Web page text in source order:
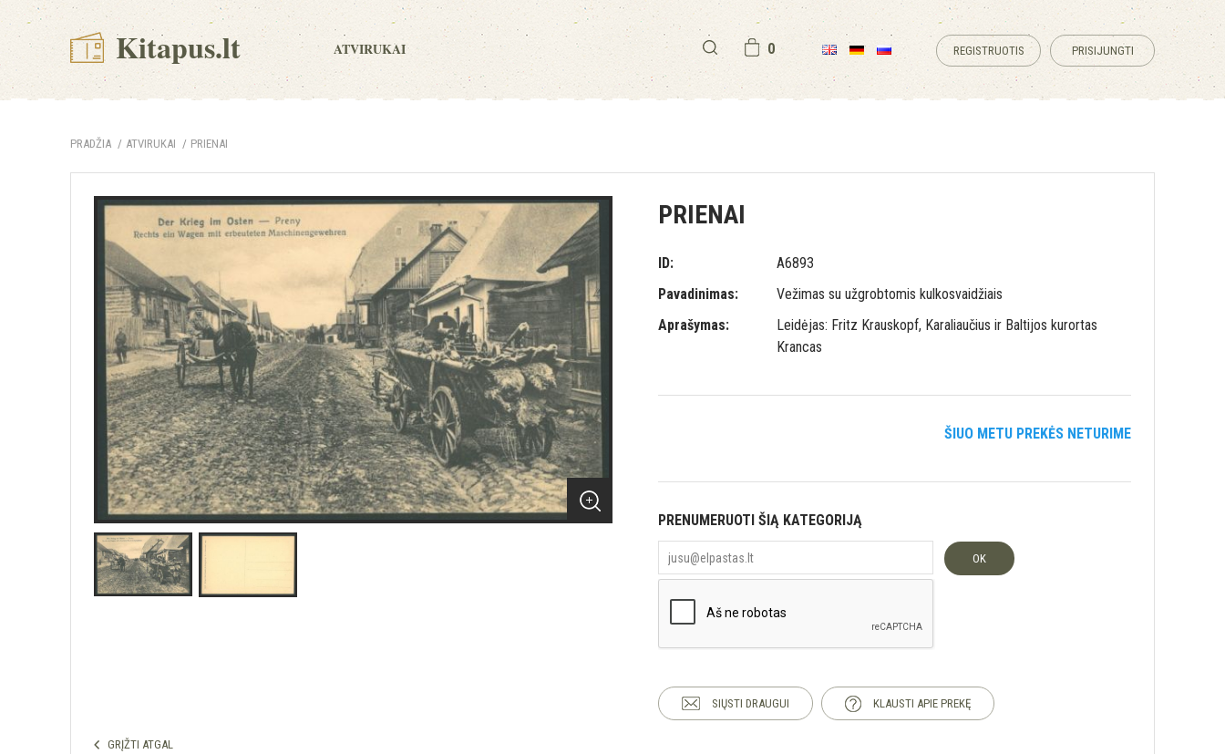
Kitapus.lt ATVIRUKAI 0 REGISTRUOTIS PRISIJUNGTI
PRADŽIA ATVIRUKAI PRIENAI
PRIENAI
ID:
A6893
Pavadinimas:
Vežimas su užgrobtomis kulkosvaidžiais
Aprašymas:
Leidėjas: Fritz Krauskopf, Karaliaučius ir Baltijos kurortas
Krancas
ŠIUO METU PREKĖS NETURIME
PRENUMERUOTI ŠIĄ KATEGORIJĄ
OK
SIŲSTI DRAUGUI KLAUSTI APIE PREKĘ
GRĮŽTI ATGAL